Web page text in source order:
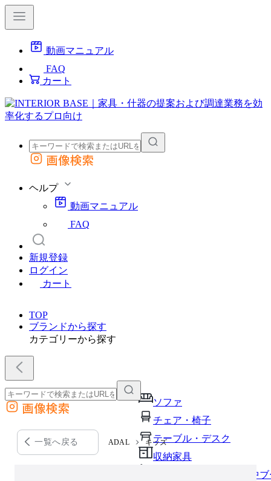
動画マニュアル
FAQ
カート
外部サイトの商品をカートに追加
画像検索
ヘルプ
動画マニュアル
FAQ
新規登録
ログイン
カート
TOP
ブランドから探す
カテゴリーから探す
ソファ
チェア・椅子
テーブル・デスク
収納家具
パーソナルブース・集中
外部サイトの商品をカートに追加
他のサイトで見つけた商品ページのURLを貼り付けて、カートに追加できます
画像検索
一覧へ戻る ADAL キッズ